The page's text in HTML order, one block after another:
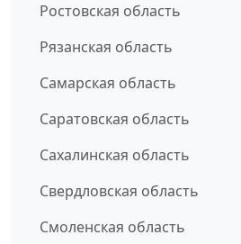
Ростовская область
Рязанская область
Самарская область
Саратовская область
Сахалинская область
Свердловская область
Смоленская область